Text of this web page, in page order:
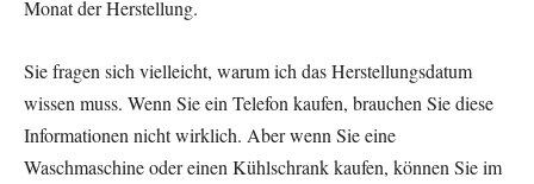
Monat der Herstellung.
Sie fragen sich vielleicht, warum ich das Herstellungsdatum
wissen muss. Wenn Sie ein Telefon kaufen, brauchen Sie diese
Informationen nicht wirklich. Aber wenn Sie eine
Waschmaschine oder einen Kühlschrank kaufen, können Sie im